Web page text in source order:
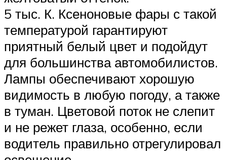
5 тыс. К. Ксеноновые фары с такой
температурой гарантируют
приятный белый цвет и подойдут
для большинства автомобилистов.
Лампы обеспечивают хорошую
видимость в любую погоду, а также
в туман. Цветовой поток не слепит
и не режет глаза, особенно, если
водитель правильно отрегулировал